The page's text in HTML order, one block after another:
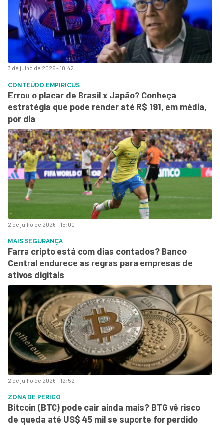
3 de julho de 2026 - 10:42
2 de julho de 2026 - 15:00
CONTEÚDO EMPIRICUS
Errou o placar de Brasil x Japão? Conheça
estratégia que pode render até R$ 191, em média,
por dia
2 de julho de 2026 - 12:52
MAIS SEGURANÇA
Farra cripto está com dias contados? Banco
Central endurece as regras para empresas de
ativos digitais
ZONA DE PERIGO
Bitcoin (BTC) pode cair ainda mais? BTG vê risco
de queda até US$ 45 mil se suporte for perdido